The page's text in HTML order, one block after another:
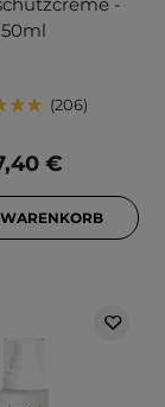
-
50ml
206
€